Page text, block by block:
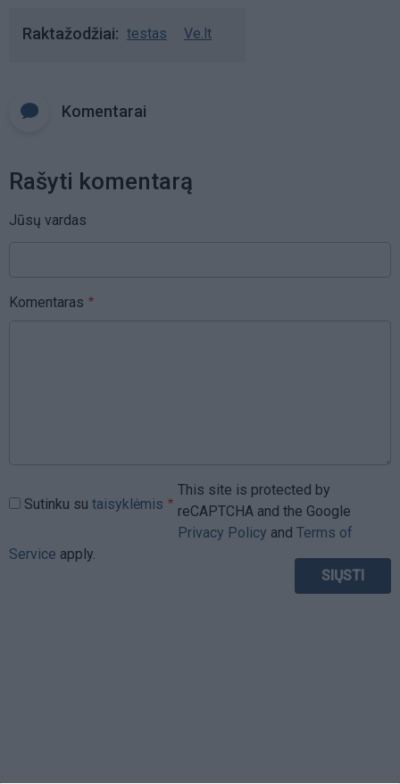
Raktažodžiai testas Ve.lt
Komentarai
Rašyti komentarą
Jūsų vardas
Komentaras
Sutinku su taisyklėmis
This site is protected by
reCAPTCHA and the Google
Privacy Policy and Terms of
Service apply.